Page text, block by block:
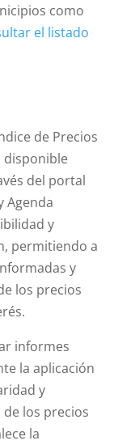
como
el listado
de Precios
disponible
del portal
Agenda
y
permitiendo a
y
los precios
informes
la aplicación
y
los precios
la